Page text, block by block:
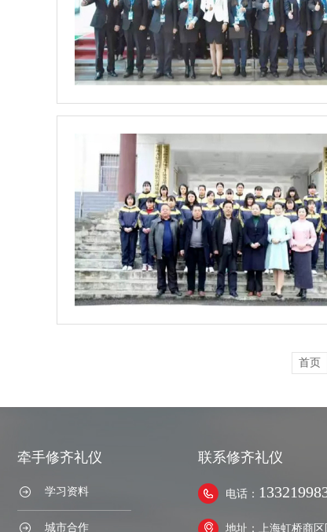
首页
牵手修齐礼仪
学习资料
城市合作
联系修齐礼仪
电话：
地址：上海虹桥商